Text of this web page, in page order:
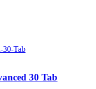
30 Tab